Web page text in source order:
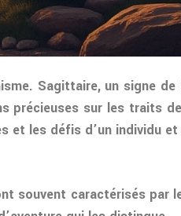
Sagittaire, un signe
précieuses sur les traits
les défis d’un individu et
souvent caractérisés par